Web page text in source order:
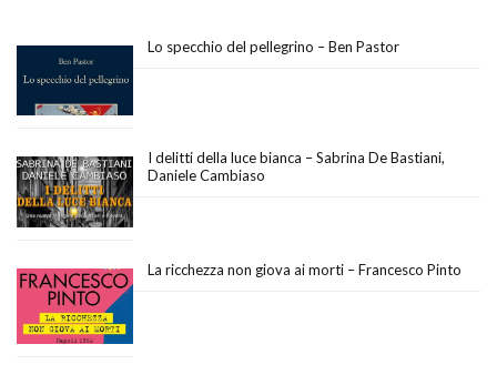
Lo specchio del pellegrino – Ben Pastor
I delitti della luce bianca – Sabrina De Bastiani,
Daniele Cambiaso
La ricchezza non giova ai morti – Francesco Pinto